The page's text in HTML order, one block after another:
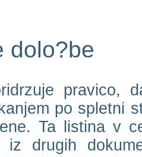
dolo?be
pravico,
po spletni
Ta listina v
iz drugih